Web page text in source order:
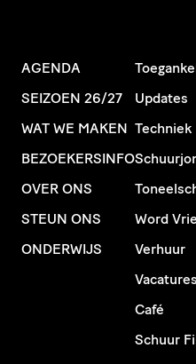
AGENDA
SEIZOEN 26/27
WAT WE MAKEN
BEZOEKERSINFO
OVER ONS
STEUN ONS
ONDERWIJS
Updates
Techniek
Word
Verhuur
Vacatures
Café
Schuur